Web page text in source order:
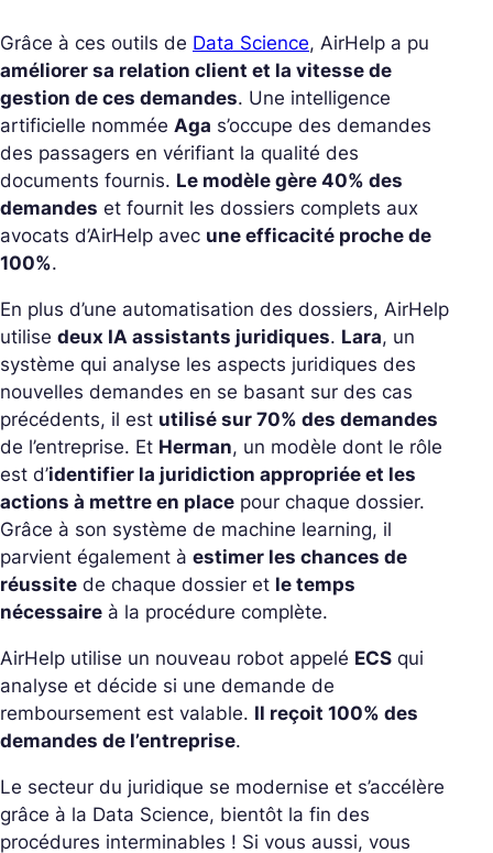
Grâce à ces outils de Data Science, AirHelp a pu
améliorer sa relation client et la vitesse de
gestion de ces demandes. Une intelligence
artificielle nommée Aga s’occupe des demandes
des passagers en vérifiant la qualité des
documents fournis. Le modèle gère 40% des
demandes et fournit les dossiers complets aux
avocats d’AirHelp avec une efficacité proche de
100%.
En plus d’une automatisation des dossiers, AirHelp
utilise deux IA assistants juridiques. Lara, un
système qui analyse les aspects juridiques des
nouvelles demandes en se basant sur des cas
précédents, il est utilisé sur 70% des demandes
de l’entreprise. Et Herman, un modèle dont le rôle
est d’identifier la juridiction appropriée et les
actions à mettre en place pour chaque dossier.
Grâce à son système de machine learning, il
parvient également à estimer les chances de
réussite de chaque dossier et le temps
nécessaire à la procédure complète.
AirHelp utilise un nouveau robot appelé ECS qui
analyse et décide si une demande de
remboursement est valable. Il reçoit 100% des
demandes de l’entreprise.
Le secteur du juridique se modernise et s’accélère
grâce à la Data Science, bientôt la fin des
procédures interminables ! Si vous aussi, vous